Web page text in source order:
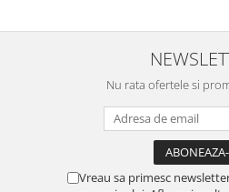
Nu numai ca
zgarieturi si
INTARESTE
Folia avand
zgarieturi,
Nu rata ofertele si
Vreau sa primesc